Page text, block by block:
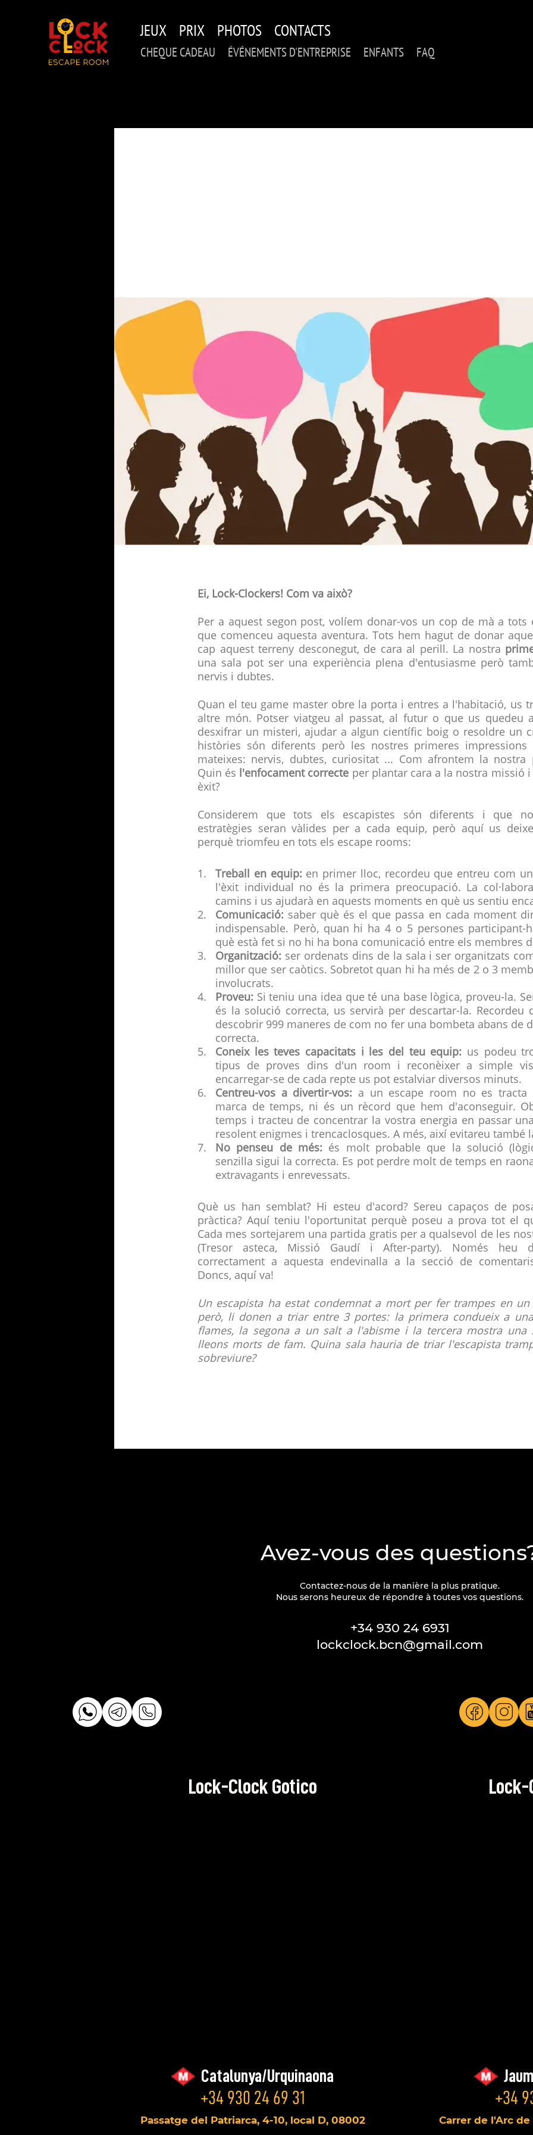
JEUX PRIX PHOTOS CONTACTS
CHEQUE CADEAU ÉVÉNEMENTS D'ENTREPRISE ENFANTS FAQ
Ei, Lock-Clockers! Com va això?
Per a aquest segon post, volíem donar-vos un cop de mà a tots
que comenceu aquesta aventura. Tots hem hagut de donar
cap aquest terreny desconegut, de cara al perill. La nostra
una sala pot ser una experiència plena d'entusiasme però
nervis i dubtes.
Quan el teu game master obre la porta i entres a l'habitació, us
altre món. Potser viatgeu al passat, al futur o que us quedeu
desxifrar un misteri, ajudar a algun científic boig o resoldre un
històries són diferents però les nostres primeres impressions
mateixes: nervis, dubtes, curiositat ... Com afrontem la nostra
Quin és
l'enfocament correcte per plantar cara a la nostra missió
èxit?
Considerem que tots els escapistes són diferents i que
estratègies seran vàlides per a cada equip, però aquí us
perquè triomfeu en tots els escape rooms:
Treball en equip: en primer lloc, recordeu que entreu com
l'èxit individual no és la primera preocupació. La
camins i us ajudarà en aquests moments en què us sentiu
Comunicació: saber què és el que passa en cada moment
indispensable. Però, quan hi ha 4 o 5 persones participant-
què està fet si no hi ha bona comunicació entre els membres
Organització: ser ordenats dins de la sala i ser organitzats
millor que ser caòtics. Sobretot quan hi ha més de 2 o 3
involucrats.
Proveu: Si teniu una idea que té una base lògica, proveu-la.
és la solució correcta, us servirà per descartar-la. Recordeu
descobrir 999 maneres de com no fer una bombeta abans de
correcta.
Coneix les teves capacitats i les del teu equip: us podeu
tipus de proves dins d'un room i reconèixer a simple
encarregar-se de cada repte us pot estalviar diversos minuts.
Centreu-vos a divertir-vos: a un escape room no es tracta
marca de temps, ni és un rècord que hem d'aconseguir.
temps i tracteu de concentrar la vostra energia en passar
resolent enigmes i trencaclosques. A més, així evitareu també
No penseu de més: és molt probable que la solució
senzilla sigui la correcta. Es pot perdre molt de temps en
extravagants i enrevessats.
Què us han semblat? Hi esteu d'acord? Sereu capaços de
pràctica? Aquí teniu l'oportunitat perquè poseu a prova tot el
Cada mes sortejarem una partida gratis per a qualsevol de les
(Tresor asteca, Missió Gaudí i After-party). Només heu
correctament a aquesta endevinalla a la secció de
Doncs, aquí va!
Un escapista ha estat condemnat a mort per fer trampes en un
però, li donen a triar entre 3 portes: la primera condueix a
flames, la segona a un salt a l'abisme i la tercera mostra una
lleons morts de fam. Quina sala hauria de triar l'escapista
sobreviure?
Avez-vous des
Contactez-nous de la manière la plus pratique.
Nous serons heureux de répondre à toutes vos questions.
+34 930 24 6931
lockclock.bcn@gmail.com
Lock-Clock Gotico
Catalunya/Urquinaona
+34 930 24 69 31
Passatge del Patriarca, 4-10, local D, 08002
Lock-
+34
Carrer de l'Arc